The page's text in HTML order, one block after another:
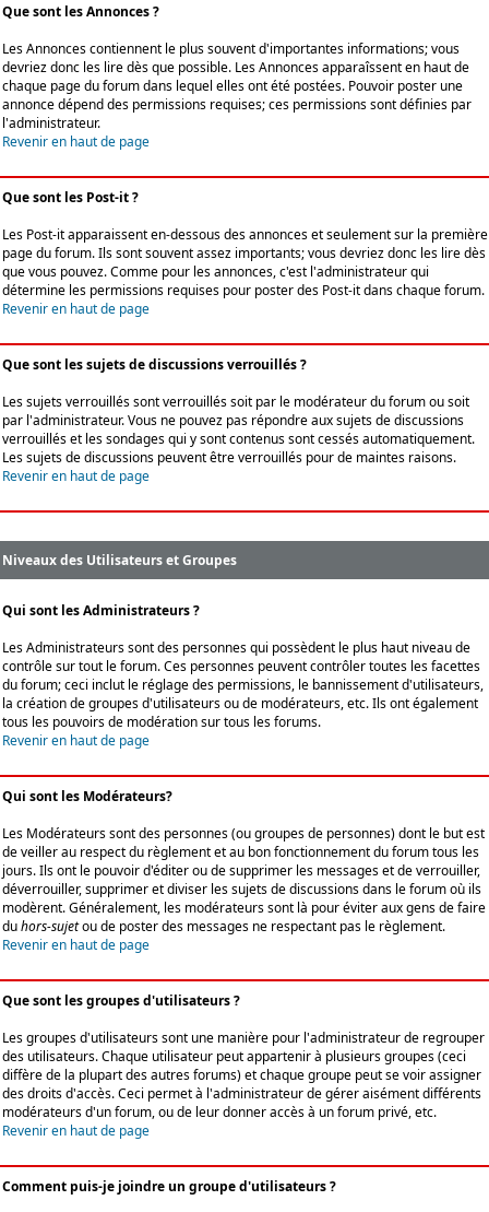
Que sont les Annonces ?
Les Annonces contiennent le plus souvent d'importantes informations; vous
devriez donc les lire dès que possible. Les Annonces apparaîssent en haut de
chaque page du forum dans lequel elles ont été postées. Pouvoir poster une
annonce dépend des permissions requises; ces permissions sont définies par
l'administrateur.
Revenir en haut de page
Que sont les Post-it ?
Les Post-it apparaissent en-dessous des annonces et seulement sur la première
page du forum. Ils sont souvent assez importants; vous devriez donc les lire dès
que vous pouvez. Comme pour les annonces, c'est l'administrateur qui
détermine les permissions requises pour poster des Post-it dans chaque forum.
Revenir en haut de page
Que sont les sujets de discussions verrouillés ?
Les sujets verrouillés sont verrouillés soit par le modérateur du forum ou soit
par l'administrateur. Vous ne pouvez pas répondre aux sujets de discussions
verrouillés et les sondages qui y sont contenus sont cessés automatiquement.
Les sujets de discussions peuvent être verrouillés pour de maintes raisons.
Revenir en haut de page
Niveaux des Utilisateurs et Groupes
Qui sont les Administrateurs ?
Les Administrateurs sont des personnes qui possèdent le plus haut niveau de
contrôle sur tout le forum. Ces personnes peuvent contrôler toutes les facettes
du forum; ceci inclut le réglage des permissions, le bannissement d'utilisateurs,
la création de groupes d'utilisateurs ou de modérateurs, etc. Ils ont également
tous les pouvoirs de modération sur tous les forums.
Revenir en haut de page
Qui sont les Modérateurs?
Les Modérateurs sont des personnes (ou groupes de personnes) dont le but est
de veiller au respect du règlement et au bon fonctionnement du forum tous les
jours. Ils ont le pouvoir d'éditer ou de supprimer les messages et de verrouiller,
déverrouiller, supprimer et diviser les sujets de discussions dans le forum où ils
modèrent. Généralement, les modérateurs sont là pour éviter aux gens de faire
duhors-sujetou de poster des messages ne respectant pas le règlement.
Revenir en haut de page
Que sont les groupes d'utilisateurs ?
Les groupes d'utilisateurs sont une manière pour l'administrateur de regrouper
des utilisateurs. Chaque utilisateur peut appartenir à plusieurs groupes (ceci
diffère de la plupart des autres forums) et chaque groupe peut se voir assigner
des droits d'accès. Ceci permet à l'administrateur de gérer aisément différents
modérateurs d'un forum, ou de leur donner accès à un forum privé, etc.
Revenir en haut de page
Comment puis-je joindre un groupe d'utilisateurs ?